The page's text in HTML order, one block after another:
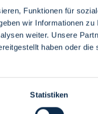
Funktionen für
wir Informationen zu
weiter. Unsere
haben oder
Statistiken